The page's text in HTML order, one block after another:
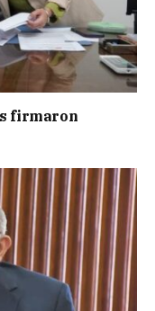
firmaron